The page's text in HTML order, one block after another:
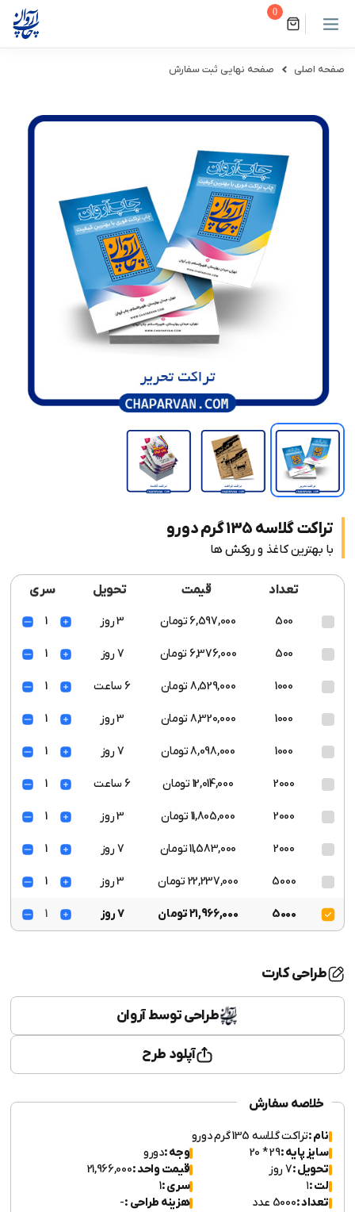
0
صفحه اصلی صفحه نهایی ثبت سفارش
تراکت گلاسه 135 گرم دورو
با بهترین کاغذ و روکش ها
تعداد قیمت تحویل سری
500 6,597,000 تومان 3 روز 1
500 6,376,000 تومان 7 روز 1
1000 8,529,000 تومان 6 ساعت 1
1000 8,320,000 تومان 3 روز 1
1000 8,098,000 تومان 7 روز 1
2000 12,014,000 تومان 6 ساعت 1
2000 11,805,000 تومان 3 روز 1
2000 11,583,000 تومان 7 روز 1
5000 22,237,000 تومان 3 روز 1
5000 21,966,000 تومان 7 روز 1
طراحی کارت
طراحی توسط آروان
آپلود طرح
خلاصه سفارش
نام :تراکت گلاسه 135 گرم دورو
سایز پایه :29 * 20 وجه :دورو
تحویل :7 روز قیمت واحد :21,966,000
لت :۱ سری :1
تعداد :5000 عدد هزینه طراحی :-